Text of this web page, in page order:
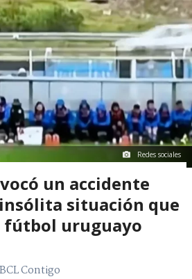
Redes sociales
un accidente
situación que
fútbol uruguayo
Contigo